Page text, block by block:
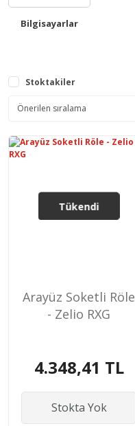
Bilgisayarlar
Stoktakiler
Tükendi
Arayüz Soketli Röle
- Zelio RXG
4.348,41 TL
Stokta Yok